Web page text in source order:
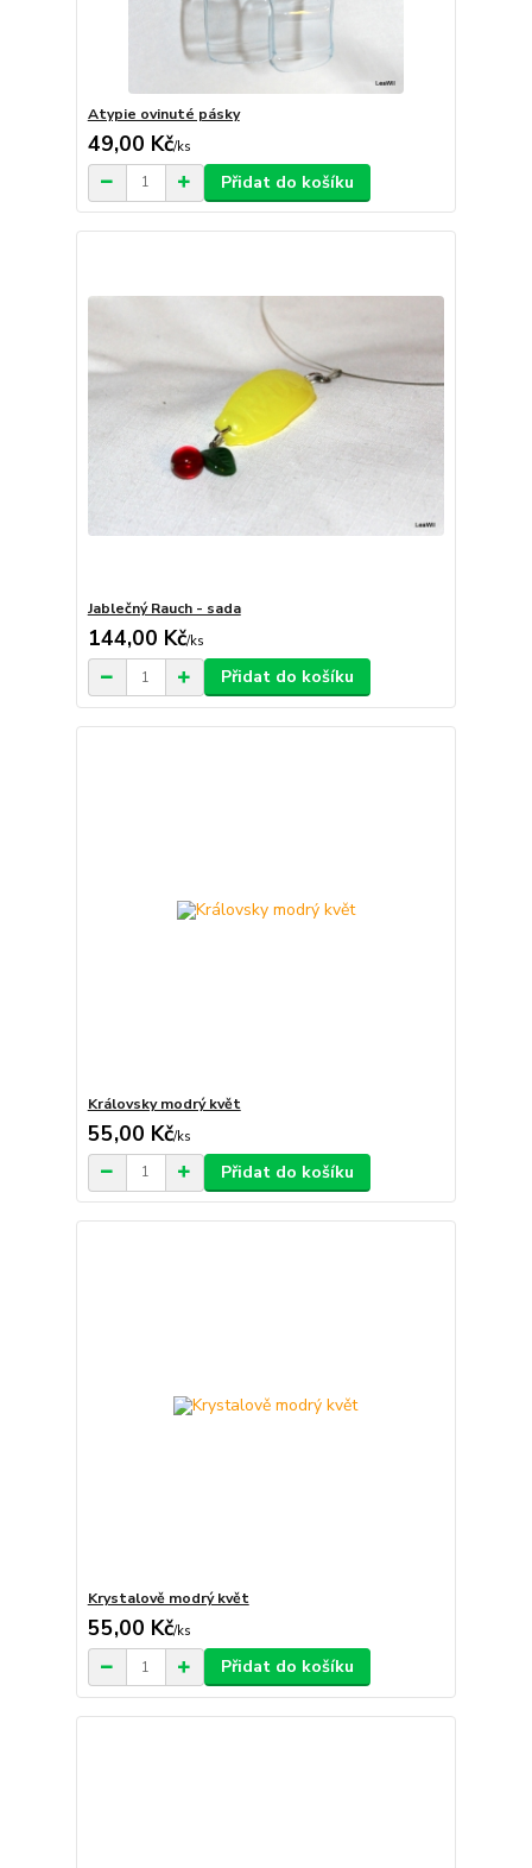
Atypie ovinuté pásky
49,00 Kč/ks
Přidat do košíku
Jablečný Rauch - sada
144,00 Kč/ks
Přidat do košíku
Královsky modrý květ
55,00 Kč/ks
Přidat do košíku
Krystalově modrý květ
55,00 Kč/ks
Přidat do košíku